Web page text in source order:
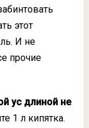
этот
И не
прочие
ус длиной не
1 л кипятка.